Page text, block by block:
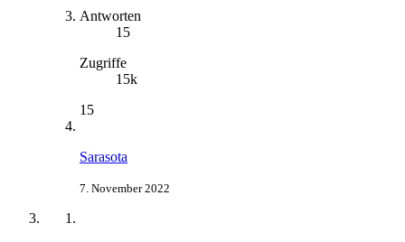
Antworten
15
Zugriffe
15k
15
Sarasota
7. November 2022